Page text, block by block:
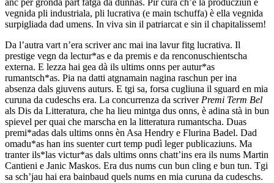
anc per gronda part fatga da dunnas. Pir cura ch’e la producziun è
vegnida pli industriala, pli lucrativa (e main tschuffa) è ella vegnida
surpigliada dad umens. In viva sin il patriarcat e sin il chapitalissem!
Da l’autra vart n’era scriver anc mai ina lavur fitg lucrativa. Il
prestige vegn da lectur*as e da premis e da renconuschientscha
externa. E lezza hai gea dà ils ultims onns per autur*as
rumantsch*as. Pia na datti atgnamain nagina raschun per ina
absenza dals giuvens auturs. E tgi sa, forsa cugliuna il sguard en mia
curuna da cudeschs era. La concurrenza da scriver Premi Term Bel
als Dis da Litteratura, che ha lieu mintga dus onns, è adina stà in bun
spievel per quai che marscha en la litteratura rumantscha. Duas
premi*adas dals ultims onns èn Asa Hendry e Flurina Badel. Dad
omadu*as han ins suenter curt temp pudì leger publicaziuns. Ma
tranter ils*las victur*as dals ultims onns chatt’ins era ils nums Martin
Cantieni e Janic Maskos. Era dus nums cun bun cling e bun tun. Tgi
sa sch’jau hai era bainbaud quels nums en mia curuna da cudeschs.